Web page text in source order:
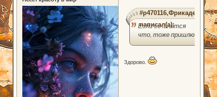
#p470116,Фрикаделька
написал(а):
Если сочинится
что, тоже пришлю
Здорово.